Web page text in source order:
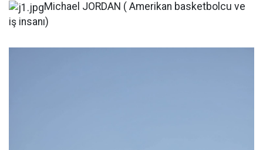
Michael JORDAN ( Amerikan basketbolcu ve
iş insanı)